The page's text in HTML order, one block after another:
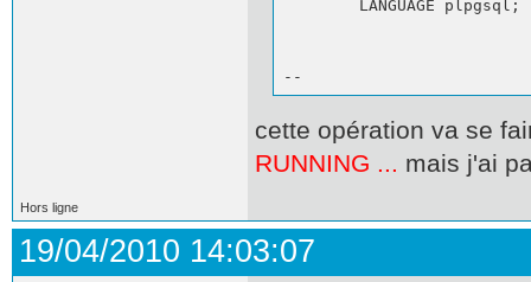
--
cette opération va se
RUNNING ... mais j'ai
Hors ligne
19/04/2010 14:03:07